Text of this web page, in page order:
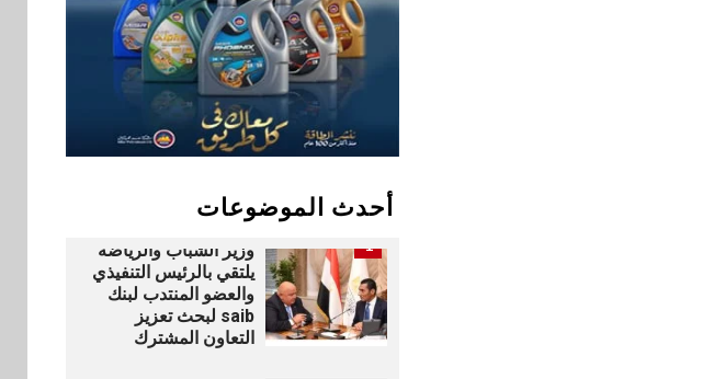
أحدث الموضوعات
اخبار
فيكسد مصر و”حلول”
تتشاركان في تطوير
أول منصة للسياحة
الصحية في مصر
والشرق الأوسط
1
بنوك
وزير الشباب والرياضة
يلتقي بالرئيس التنفيذي
والعضو المنتدب لبنك
saib لبحث تعزيز
التعاون المشترك